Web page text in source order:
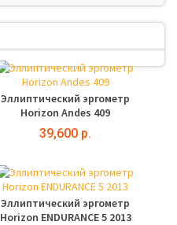
Эллиптический эргометр
Horizon Andes 409
39,600 р.
Эллиптический эргометр
Horizon ENDURANCE 5 2013